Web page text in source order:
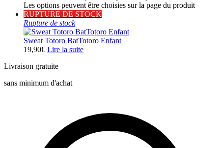
Les options peuvent être choisies sur la page du produit
RUPTURE DE STOCK
Rupture de stock
Sweat Totoro BatTotoro Enfant
19,90€ Lire la suite
Livraison gratuite
sans minimum d'achat